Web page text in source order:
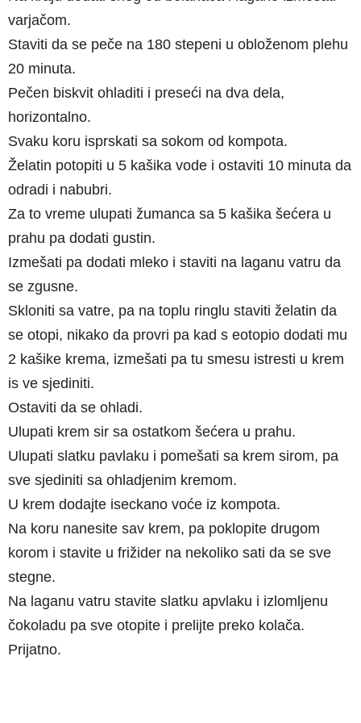
varjačom.
Staviti da se peče na 180 stepeni u obloženom plehu
20 minuta.
Pečen biskvit ohladiti i preseći na dva dela,
horizontalno.
Svaku koru isprskati sa sokom od kompota.
Želatin potopiti u 5 kašika vode i ostaviti 10 minuta da
odradi i nabubri.
Za to vreme ulupati žumanca sa 5 kašika šećera u
prahu pa dodati gustin.
Izmešati pa dodati mleko i staviti na laganu vatru da
se zgusne.
Skloniti sa vatre, pa na toplu ringlu staviti želatin da
se otopi, nikako da provri pa kad s eotopio dodati mu
2 kašike krema, izmešati pa tu smesu istresti u krem
is ve sjediniti.
Ostaviti da se ohladi.
Ulupati krem sir sa ostatkom šećera u prahu.
Ulupati slatku pavlaku i pomešati sa krem sirom, pa
sve sjediniti sa ohladjenim kremom.
U krem dodajte iseckano voće iz kompota.
Na koru nanesite sav krem, pa poklopite drugom
korom i stavite u frižider na nekoliko sati da se sve
stegne.
Na laganu vatru stavite slatku apvlaku i izlomljenu
čokoladu pa sve otopite i prelijte preko kolača.
Prijatno.